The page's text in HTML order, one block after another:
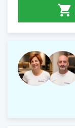
